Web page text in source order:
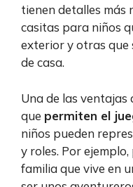
tienen detalles más
casitas para niños
exterior y otras que
de casa.
Una de las ventajas
que permiten el
niños pueden
y roles. Por
familia que vive en